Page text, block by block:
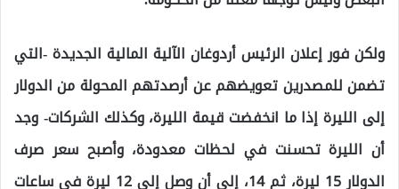
ولكن فور إعلان الرئيس أردوغان الآلية المالية الجديدة -التي
تضمن للمصدرين تعويضهم عن أرصدتهم المحولة من الدولار
إلى الليرة إذا ما انخفضت قيمة الليرة، وكذلك الشركات- وجد
أن الليرة تحسنت في لحظات معدودة، وأصبح سعر صرف
الدولار 15 ليرة، ثم 14، إلى أن وصل إلى 12 ليرة في ساعات